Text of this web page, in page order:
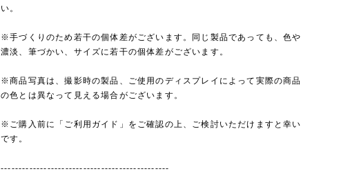
い。
※手づくりのため若干の個体差がございます。同じ製品であっても、色や
濃淡、筆づかい、サイズに若干の個体差がございます。
※商品写真は、撮影時の製品、ご使用のディスプレイによって実際の商品
の色とは異なって見える場合がございます。
※ご購入前に「ご利用ガイド」をご確認の上、ご検討いただけますと幸い
です。
-----------------------------------------------